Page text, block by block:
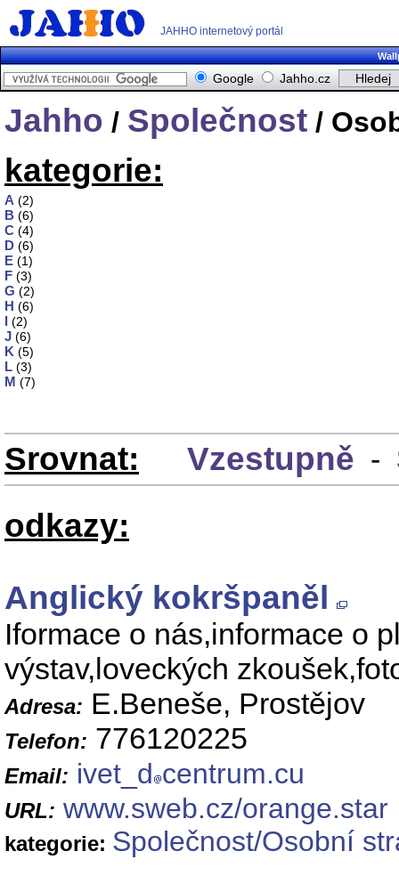
JAHHO internetový portál
Google Jahho.cz
Jahho / Společnost /
kategorie:
A (2)
B (6)
C (4)
D (6)
E (1)
F (3)
G (2)
H (6)
I (2)
J (6)
K (5)
L (3)
M (7)
Srovnat: Vzestupně -
odkazy:
Anglický kokršpaněl
Iformace o nás,informace o
výstav,loveckých
Adresa: E.Beneše, Prostějov
Telefon: 776120225
Email: ivet_d centrum.cu
URL: www.sweb.cz/orange.star
kategorie: Společnost/Osobní